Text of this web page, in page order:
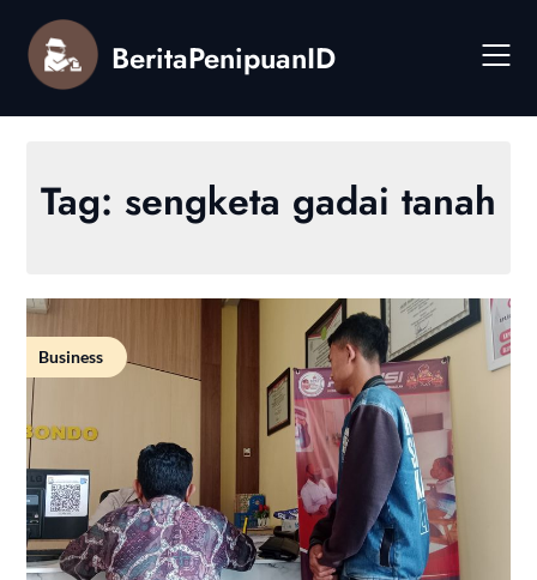
content
BeritaPenipuanID
Tag: sengketa gadai tanah
Business